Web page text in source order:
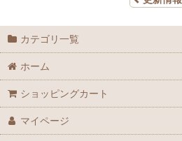
カテゴリ一覧
ホーム
ショッピングカート
マイページ